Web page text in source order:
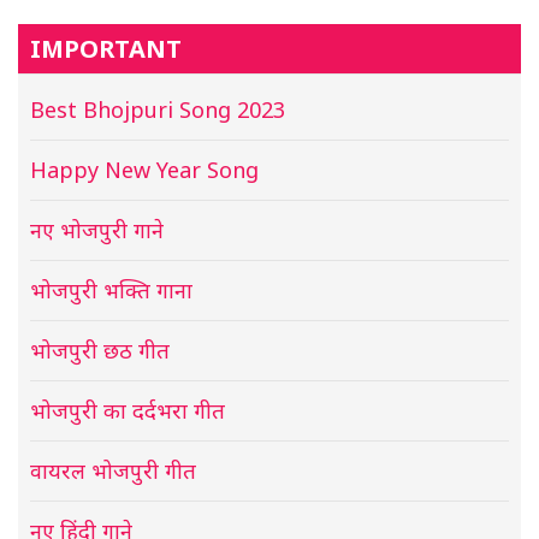
IMPORTANT
Best Bhojpuri Song 2023
Happy New Year Song
नए भोजपुरी गाने
भोजपुरी भक्ति गाना
भोजपुरी छठ गीत
भोजपुरी का दर्दभरा गीत
वायरल भोजपुरी गीत
नए हिंदी गाने